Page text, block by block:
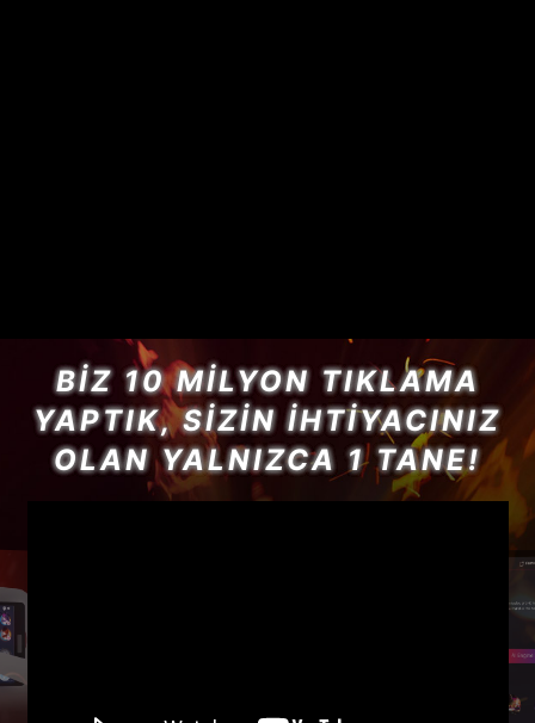
BIZ 10 MILYON TIKLAMA
YAPTIK, SIZIN İHTIYACINIZ
OLAN YALNIZCA 1 TANE!